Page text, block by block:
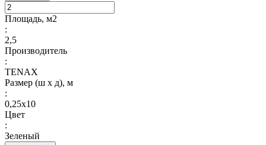
Площадь, м2
:
2,5
Производитель
:
TENAX
Размер (ш х д), м
:
0,25х10
Цвет
:
Зеленый